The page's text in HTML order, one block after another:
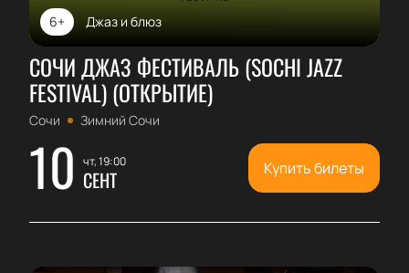
Джаз и блюз
6+
СОЧИ ДЖАЗ ФЕСТИВАЛЬ (SOCHI JAZZ
FESTIVAL) (ОТКРЫТИЕ)
Сочи Зимний Сочи
10 чт, 19:00
СЕНТ Купить билеты